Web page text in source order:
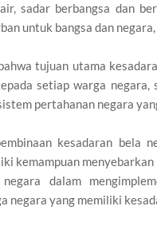
sadar berbangsa dan
untuk bangsa dan
tujuan utama
setiap warga
pertahanan negara
kesadaran bela
kemampuan
dalam
negara yang memiliki